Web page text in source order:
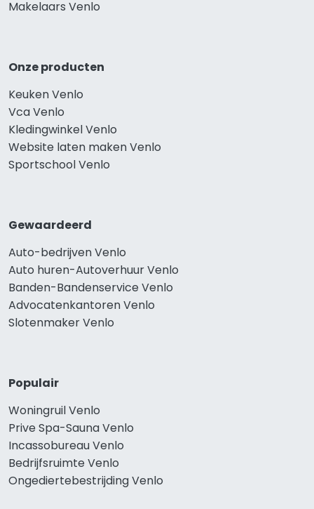
Makelaars Venlo
Onze producten
Keuken Venlo
Vca Venlo
Kledingwinkel Venlo
Website laten maken Venlo
Sportschool Venlo
Gewaardeerd
Auto-bedrijven Venlo
Auto huren-Autoverhuur Venlo
Banden-Bandenservice Venlo
Advocatenkantoren Venlo
Slotenmaker Venlo
Populair
Woningruil Venlo
Prive Spa-Sauna Venlo
Incassobureau Venlo
Bedrijfsruimte Venlo
Ongediertebestrijding Venlo